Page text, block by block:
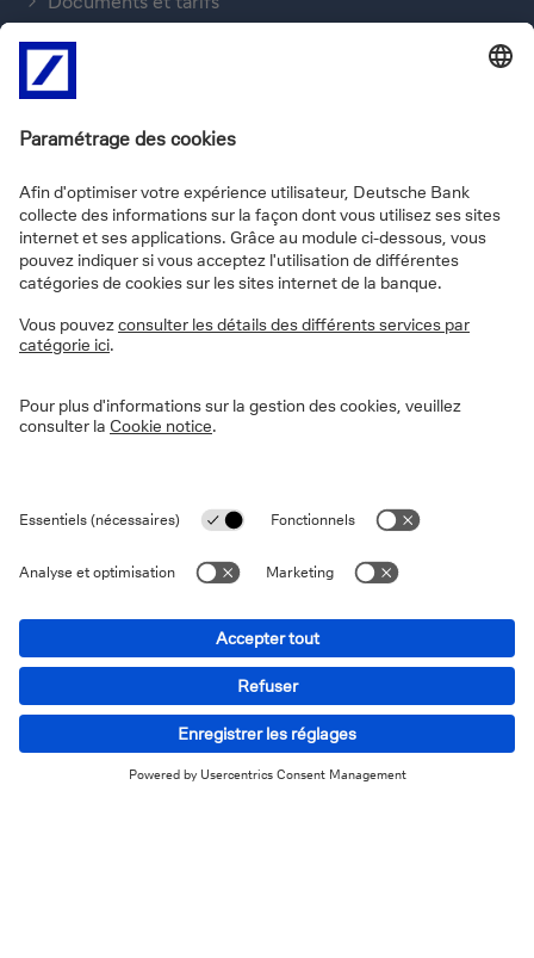
En savoir plus sur Deutsche Bank
Pourquoi choisir Deutsche Bank ?
Jobs
Documents et tarifs
Deutsche Bank group
Victime de fraude ?
Trouver une agence
Informations sur le site
Vie privée